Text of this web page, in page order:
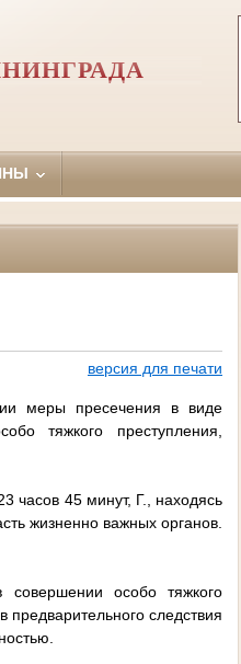
версия для печати
меры пресечения в виде
тяжкого преступления,
часов 45 минут, Г., находясь
жизненно важных органов.
совершении особо тяжкого
следствия